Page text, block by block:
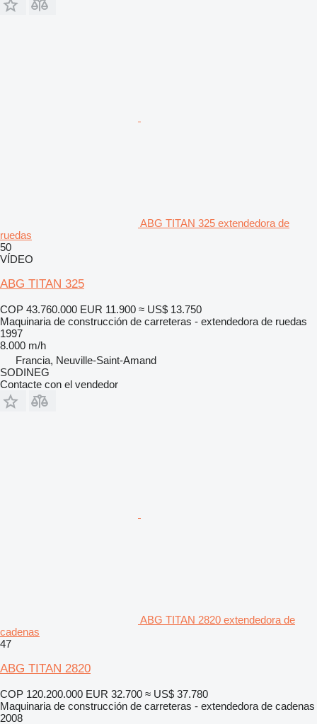
ABG TITAN 325 extendedora de
ruedas
50
VÍDEO
ABG TITAN 325
COP 43.760.000 EUR 11.900 ≈ US$ 13.750
Maquinaria de construcción de carreteras - extendedora de ruedas
1997
8.000 m/h
Francia, Neuville-Saint-Amand
SODINEG
Contacte con el vendedor
ABG TITAN 2820 extendedora de
cadenas
47
ABG TITAN 2820
COP 120.200.000 EUR 32.700 ≈ US$ 37.780
Maquinaria de construcción de carreteras - extendedora de cadenas
2008